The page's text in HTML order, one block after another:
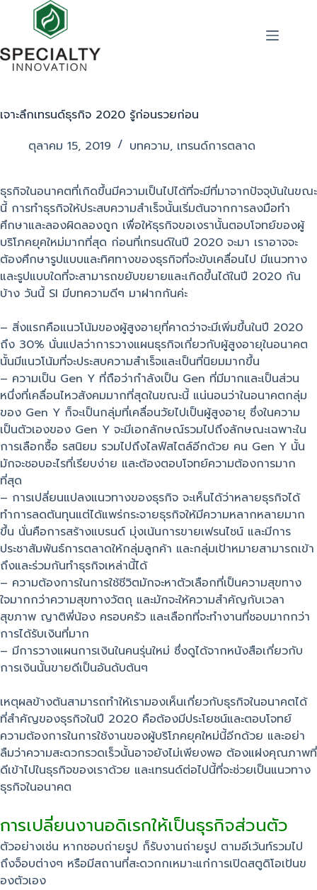
เจาะลึกเทรนด์ธุรกิจ 2020 รู้ก่อนรวยก่อน
ตุลาคม 15, 2019
บทความ, เทรนด์การตลาด
ธุรกิจในอนาคตที่เกิดขึ้นมีความเป็นไปได้ที่จะมีที่มาจากปัจจุบันในขณะ
นี้ การทำธุรกิจให้ประสบความสำเร็จนั้นเริ่มต้นจากการลงมือทำ
ศึกษาและลองผิดลองถูก เพื่อให้ธุรกิจขอเงรานั้นตอบโจทย์ของผู้
บริโภคยุคใหม่มากที่สุด ก่อนที่เทรนด์ในปี 2020 จะมา เราอาจจะ
ต้องศึกษารูปแบบและทิศทางของธุรกิจที่จะขับเคลื่อนไป มีแนวทาง
และรูปแบบใดที่จะสามารถขยับขยายและเกิดขึ้นได้ในปี 2020 กัน
บ้าง วันนี้ SI มีบทความดีๆ มาฝากกันค่ะ
– สิ่งแรกคือแนวโน้มของผู้สูงอายุที่คาดว่าจะมีเพิ่มขึ้นในปี 2020
ถึง 30% นั่นแปลว่าการวางแผนธุรกิจเกี่ยวกับผู้สูงอายุในอนาคต
นั้นมีแนวโน้มที่จะประสบความสำเร็จและเป็นที่นิยมมากขึ้น
– ความเป็น Gen Y ที่ถือว่ากำลังเป็น Gen ที่มีมากและเป็นส่วน
หนึ่งที่เคลื่อนไหวสังคมมากที่สุดในขณะนี้ แน่นอนว่าในอนาคตกลุ่ม
ของ Gen Y ก็จะเป็นกลุ่มที่เคลื่อนวัยไปเป็นผู้สูงอายุ ซึ่งในความ
เป็นตัวเองของ Gen Y จะมีเอกลักษณ์รวมไปถึงลักษณะเฉพาะใน
การเลือกซื้อ รสนิยม รวมไปถึงไลฟ์สไตล์อีกด้วย คน Gen Y นั้น
มักจะชอบอะไรที่เรียบง่าย และต้องตอบโจทย์ความต้องการมาก
ที่สุด
– การเปลี่ยนแปลงแนวทางของธุรกิจ จะเห็นได้ว่าหลายธุรกิจได้
ทำการลดต้นทุนแต่ได้แพร่กระจายธุรกิจให้มีความหลากหลายมาก
ขึ้น นั่นคือการสร้างแบรนด์ มุ่งเน้นการขายเฟรนไชน์ และมีการ
ประชาสัมพันธ์การตลาดให้กลุ่มลูกค้า และกลุ่มเป้าหมายสามารถเข้า
ถึงและร่วมกันทำธุรกิจเหล่านี้ได้
– ความต้องการในการใช้ชีวิตมักจะหาตัวเลือกที่เป็นความสุขทาง
ใจมากกว่าความสุขทางวัตถุ และมักจะให้ความสำคัญกับเวลา
สุขภาพ ญาติพี่น้อง ครอบครัว และเลือกที่จะทำงานที่ชอบมากกว่า
การได้รับเงินที่มาก
– มีการวางแผนการเงินในคนรุ่นใหม่ ซึ่งดูได้จากหนังสือเกี่ยวกับ
การเงินนั้นขายดีเป็นอันดับต้นๆ
เหตุผลข้างต้นสามารถทำให้เรามองเห็นเกี่ยวกับธุรกิจในอนาคตได้
ที่สำคัญของธุรกิจในปี 2020 คือต้องมีประโยชน์และตอบโจทย์
ความต้องการในการใช้งานของผู้บริโภคยุคใหม่นี้อีกด้วย และอย่า
ลืมว่าความสะดวกรวดเร็วนั้นอาจยังไม่เพียงพอ ต้องแฝงคุณภาพที่
ดีเข้าไปในธุรกิจของเราด้วย และเทรนด์ต่อไปนี้ที่จะช่วยเป็นแนวทาง
ธุรกิจในอนาคต
การเปลี่ยนงานอดิเรกให้เป็นธุรกิจส่วนตัว
ตัวอย่างเช่น หากชอบถ่ายรูป ก็รับงานถ่ายรูป ตามอีเว้นท์รวมไป
ถึงจ็อบต่างๆ หรือมีสถานที่สะดวกกเหมาะแก่การเปิดสตูดิโอเป้นข
องตัวเอง